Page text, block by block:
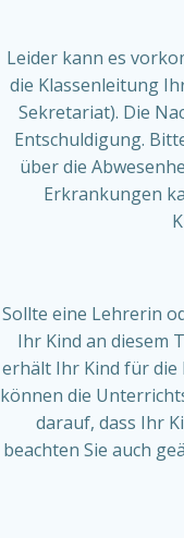
Leider kann es
die Klassenleitung
Sekretariat). Die
Entschuldigung.
über die
Erkrankungen
Sollte eine Lehrerin
Ihr Kind an diesem
erhält Ihr Kind für die
können die
darauf, dass Ihr
beachten Sie auch